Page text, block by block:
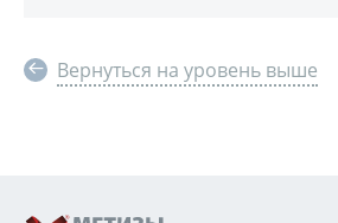
Вернуться на уровень выше